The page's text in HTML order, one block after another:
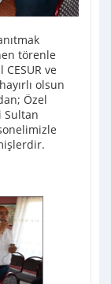
törenle
ve
olsun
Özel
Sultan